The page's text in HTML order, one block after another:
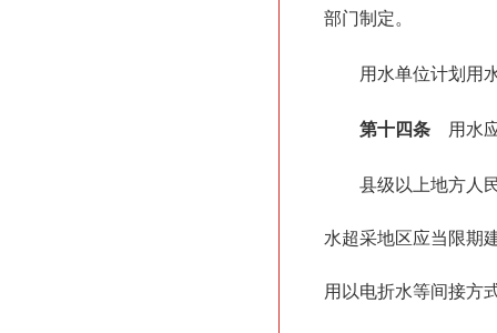
部门制定。
用水单位计划用
第十四条 用水
县级以上地方人
水超采地区应当限期
用以电折水等间接方